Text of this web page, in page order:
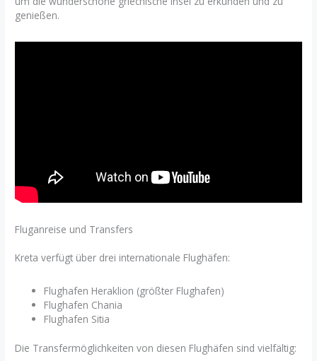
genießen.
Fluganreise und Transfers
Kreta verfügt über drei internationale Flughäfen:
Flughafen Heraklion (größter Flughafen)
Flughafen Chania
Flughafen Sitia
Die Transfermöglichkeiten von diesen Flughäfen sind vielfältig: